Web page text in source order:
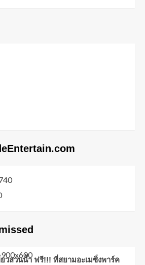
วสวนน้ำ ฟรี!!! ที่สยามอะเมซิ่งพาร์ค